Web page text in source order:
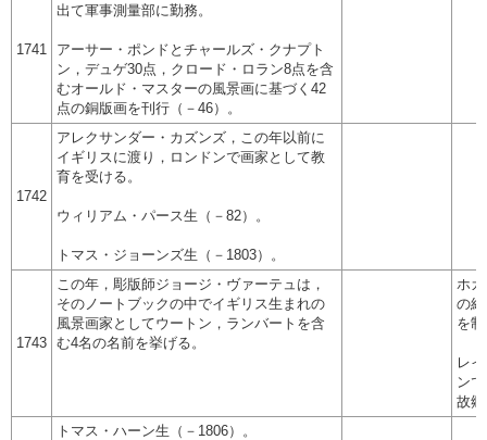
1741
出て軍事測量部に勤務。
アーサー・ポンドとチャールズ・クナプト
ン，デュゲ30点，クロード・ロラン8点を含
むオールド・マスターの風景画に基づく42
点の銅版画を刊行（－46）。
1742
アレクサンダー・カズンズ，この年以前に
イギリスに渡り，ロンドンで画家として教
育を受ける。
ウィリアム・パース生（－82）。
トマス・ジョーンズ生（－1803）。
1743
この年，彫版師ジョージ・ヴァーテュは，
そのノートブックの中でイギリス生まれの
風景画家としてウートン，ランバートを含
む4名の名前を挙げる。
ホ
の
を
レ
ン
故
トマス・ハーン生（－1806）。